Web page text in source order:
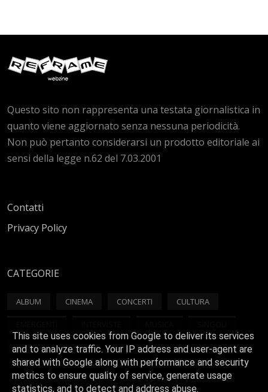
Questo sito non rappresenta una testata giornalistica in
quanto viene aggiornato senza nessuna periodicità.
Non può pertanto considerarsi un prodotto editoriale ai
sensi della legge n.62 del 7.03.2001
Contatti
Privacy Policy
CATEGORIE
ALBUM CINEMA CONCERTI CULTURA
VIDEO
This site uses cookies from Google to deliver its services
and to analyze traffic. Your IP address and user-agent are
shared with Google along with performance and security
metrics to ensure quality of service, generate usage
statistics, and to detect and address abuse.